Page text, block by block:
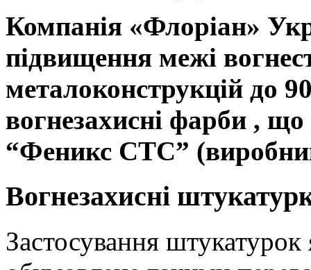
Компанія «Флоріан»
підвищення межі
металоконструкцій до
вогнезахисні фарби ,
“Феникс СТС”
Вогнезахисні
Застосування штукатурок